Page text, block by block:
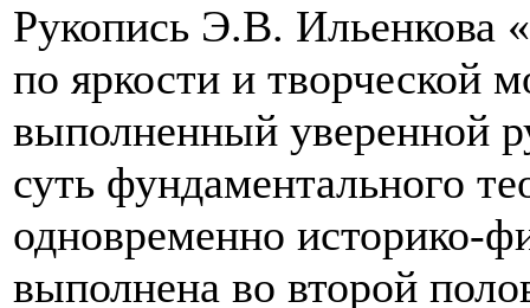
Рукопись Э.В. Ильенкова
по яркости и творческой
выполненный уверенной
суть фундаментального
одновременно историко-
выполнена во второй